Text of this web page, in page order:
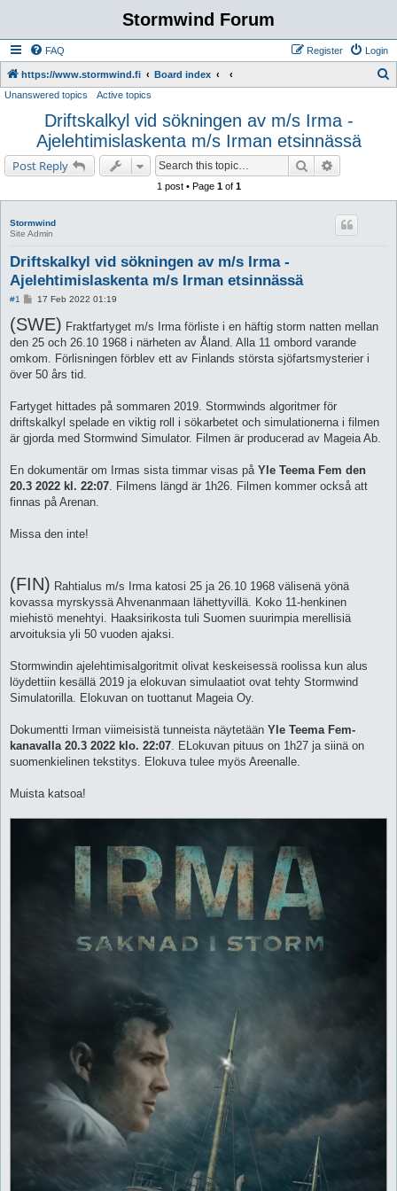
Stormwind Forum
FAQ Login
Register
https://www.stormwind.fi Board index
Unanswered topics Active topics
Driftskalkyl vid sökningen av m/s Irma -
Ajelehtimislaskenta m/s Irman etsinnässä
Post Reply Search
1 post • Page 1of 1
Stormwind
Site Admin
Driftskalkyl vid sökningen av m/s Irma -
Ajelehtimislaskenta m/s Irman etsinnässä
#1
P
s
t
17 Feb 2022 01:19
(SWE) Fraktfartyget m/s Irma förliste i en häftig storm natten mellan
den 25 och 26.10 1968 i närheten av Åland. Alla 11 ombord varande
omkom. Förlisningen förblev ett av Finlands största sjöfartsmysterier i
över 50 års tid.
Fartyget hittades på sommaren 2019. Stormwinds algoritmer för
driftskalkyl spelade en viktig roll i sökarbetet och simulationerna i filmen
är gjorda med Stormwind Simulator. Filmen är producerad av Mageia Ab.
En dokumentär om Irmas sista timmar visas på Yle Teema Fem den
20.3 2022 kl. 22:07. Filmens längd är 1h26. Filmen kommer också att
finnas på Arenan.
Missa den inte!
(FIN) Rahtialus m/s Irma katosi 25 ja 26.10 1968 välisenä yönä
kovassa myrskyssä Ahvenanmaan lähettyvillä. Koko 11-henkinen
miehistö menehtyi. Haaksirikosta tuli Suomen suurimpia merellisiä
arvoituksia yli 50 vuoden ajaksi.
Stormwindin ajelehtimisalgoritmit olivat keskeisessä roolissa kun alus
löydettiin kesällä 2019 ja elokuvan simulaatiot ovat tehty Stormwind
Simulatorilla. Elokuvan on tuottanut Mageia Oy.
Dokumentti Irman viimeisistä tunneista näytetään Yle Teema Fem-
kanavalla 20.3 2022 klo. 22:07. ELokuvan pituus on 1h27 ja siinä on
suomenkielinen tekstitys. Elokuva tulee myös Areenalle.
Muista katsoa!